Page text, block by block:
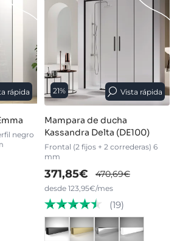
rápida
negro
21% Vista rápida
Mampara de ducha
Kassandra Delta (DE100)
Frontal (2 fijos + 2 correderas) 6
mm
371,85€ 470,69€
desde 123,95€/mes
(19)